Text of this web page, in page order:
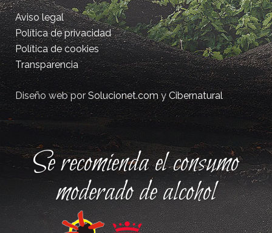
Aviso legal
Política de privacidad
Política de cookies
Transparencia
Diseño web porSolucionet.comyCibernatural
Se recomienda el consumo
moderado de alcohol